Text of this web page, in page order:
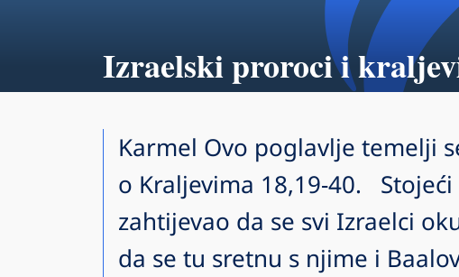
Izraelski proroci i
Karmel Ovo poglavlje temelji
o Kraljevima 18,19-40.
zahtijevao da se svi Izraelci
da se tu sretnu s njime i